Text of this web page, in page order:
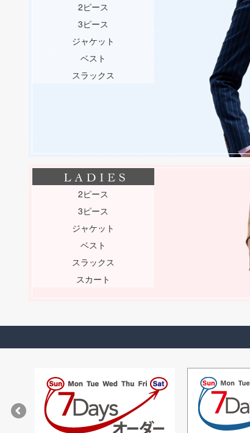
2ピース
3ピース
ジャケット
ベスト
スラックス
2ピース
3ピース
ジャケット
ベスト
スラックス
スカート